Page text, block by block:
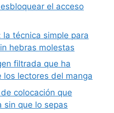
el acceso
la técnica simple para
hebras molestas
filtrada que ha
lectores del manga
colocación que
sin que lo sepas